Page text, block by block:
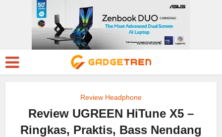
Review Headphone
Review UGREEN HiTune X5 –
Ringkas, Praktis, Bass Nendang